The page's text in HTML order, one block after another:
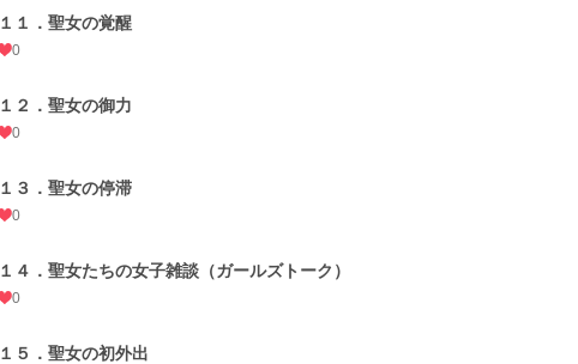
１１．聖女の覚醒
0
１２．聖女の御力
0
１３．聖女の停滞
0
１４．聖女たちの女子雑談（ガールズトーク）
0
１５．聖女の初外出